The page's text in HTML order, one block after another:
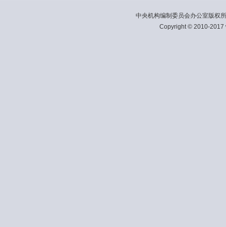
中央机构编制委员会办公室版权
Copyright © 2010-2017